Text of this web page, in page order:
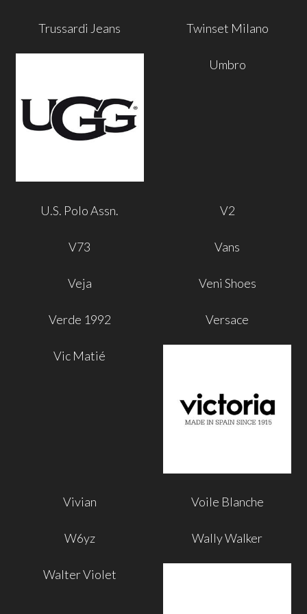
Trussardi Jeans Twinset Milano
Umbro
U.S. Polo Assn. V2
V73 Vans
Veja Veni Shoes
Verde 1992 Versace
Vic Matié
Vivian Voile Blanche
W6yz Wally Walker
Walter Violet